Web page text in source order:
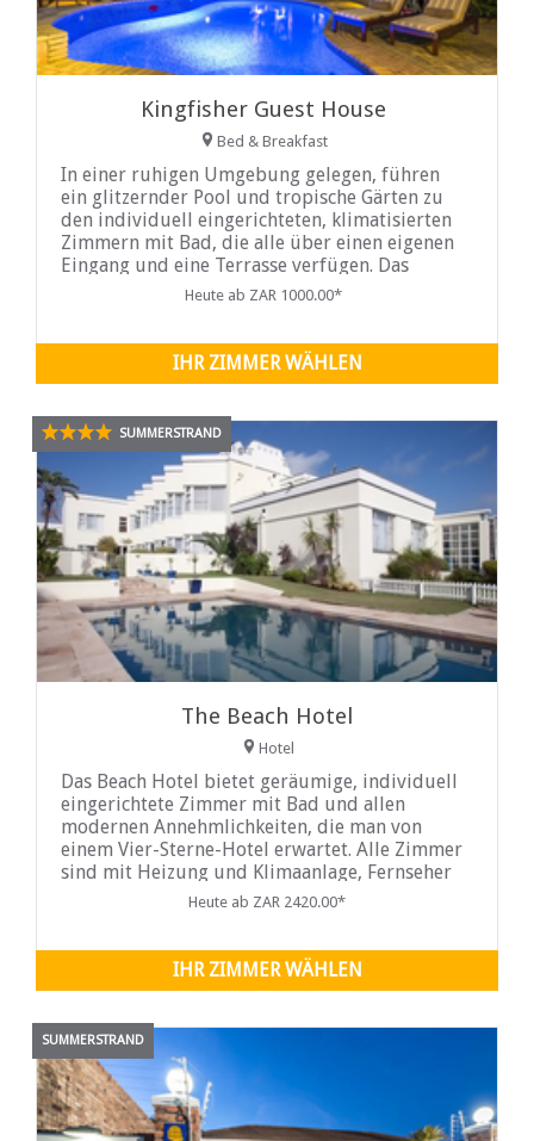
Kingfisher Guest House
Bed & Breakfast
In einer ruhigen Umgebung gelegen, führen
ein glitzernder Pool und tropische Gärten zu
den individuell eingerichteten, klimatisierten
Zimmern mit Bad, die alle über einen eigenen
Eingang und eine Terrasse verfügen. Das
Kingfisher Guest House verfügt über acht
Heute ab ZAR 1000.00*
IHR ZIMMER WÄHLEN
SUMMERSTRAND
The Beach Hotel
Hotel
Das Beach Hotel bietet geräumige, individuell
eingerichtete Zimmer mit Bad und allen
modernen Annehmlichkeiten, die man von
einem Vier-Sterne-Hotel erwartet. Alle Zimmer
sind mit Heizung und Klimaanlage, Fernseher
Heute ab ZAR 2420.00*
IHR ZIMMER WÄHLEN
SUMMERSTRAND